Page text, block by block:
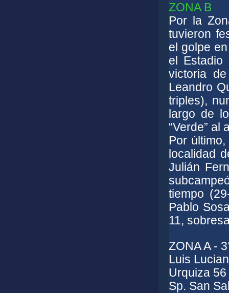
ZONA B
Por la
tuvieron
el golpe
el Estadio
victoria
Leandro
triples),
largo de
“Verde” al
Por
localidad
Julián
tiempo
Pablo
11,
ZONA A -
Luis
Urquiza
Sp. San